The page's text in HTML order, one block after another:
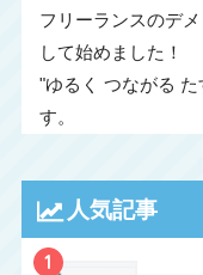
フリーランスのデ
して始めました！
"ゆるく つながる
す。
人気記事
1